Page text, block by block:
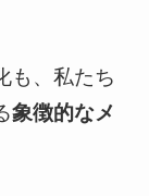
も、私たち
象徴的なメ